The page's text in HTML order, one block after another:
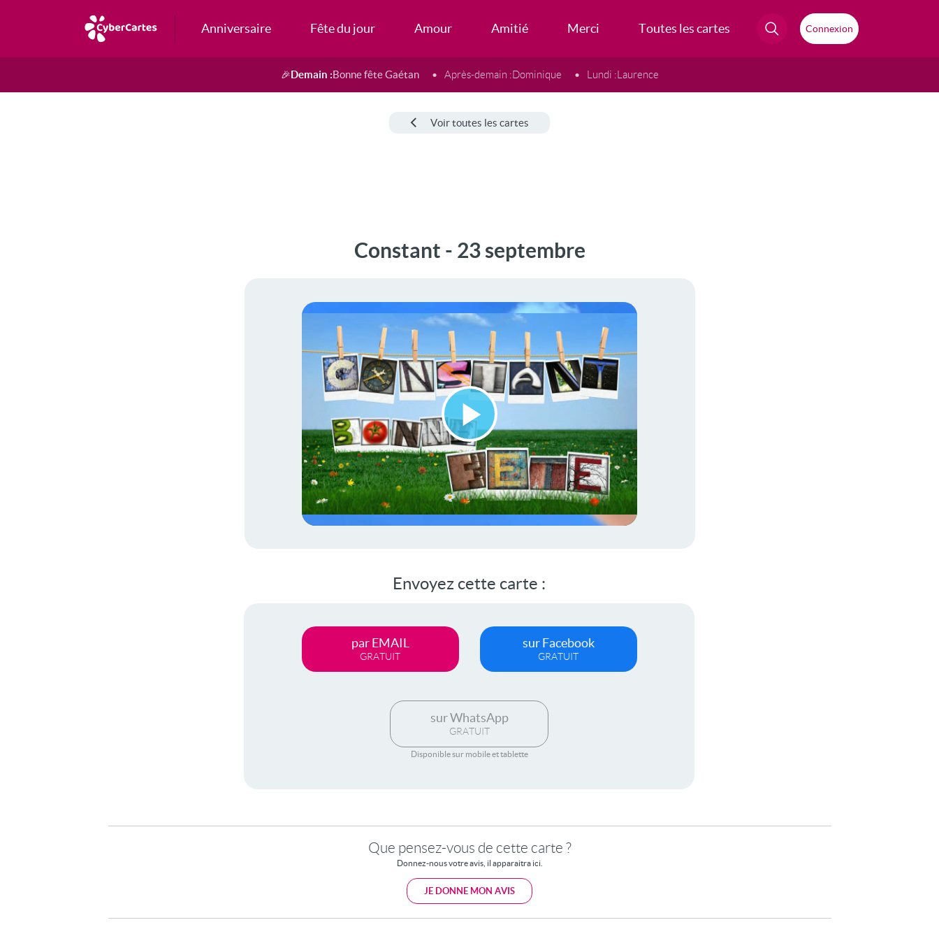
Anniversaire Fête du jour Amour Amitié Merci Toutes les cartes Connexion
🎉Demain :Bonne fête Gaétan Après-demain :Dominique Lundi :Laurence
Voir toutes les cartes
Constant - 23 septembre
Lire
la
Envoyez cette carte :
par EMAIL
GRATUIT
sur Facebook
GRATUIT
sur WhatsApp
GRATUIT
Disponible sur mobile et tablette
Que pensez-vous de cette carte ?
Donnez-nous votre avis, il apparaitra ici.
JE DONNE MON AVIS